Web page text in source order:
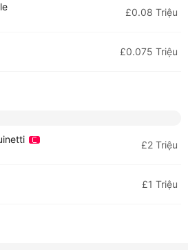
£0.08 Triệu
£0.075 Triệu
£2 Triệu
£1 Triệu